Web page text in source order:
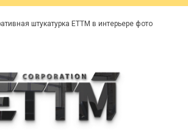
штукатурка ЕТТМ в интерьере фото